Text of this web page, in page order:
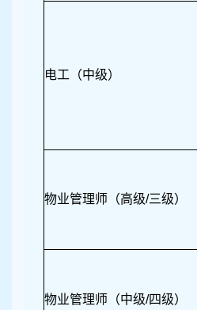
电工（中级）
物业管理师（高级/三级）
物业管理师（中级/四级）